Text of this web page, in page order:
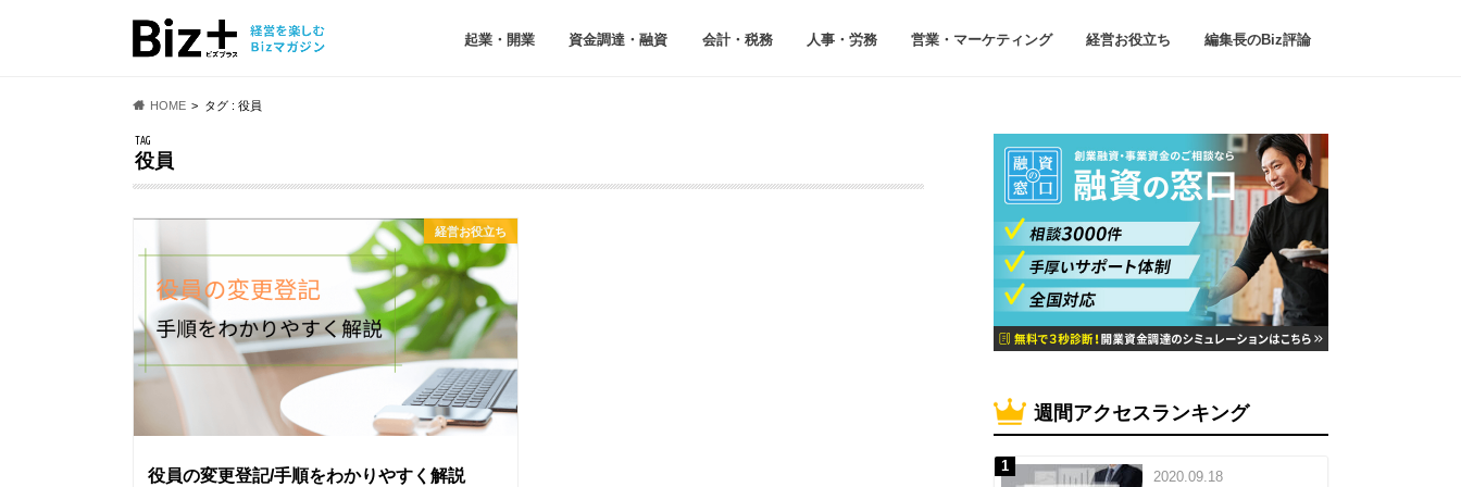
起業・開業 資⾦調達・融資 会計・税務 ⼈事・労務 営業・マーケティング 経営お役立ち 編集長のBiz評論
HOME タグ : 役員
TAG
役員
経営お役立ち
役員の変更登記/手順をわかりやすく解説
週間アクセスランキング
2020.09.18